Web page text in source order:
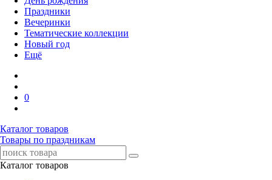
Праздники
Вечеринки
Тематические коллекции
Новый год
Ещё
0
Каталог товаров
Товары по праздникам
Каталог товаров